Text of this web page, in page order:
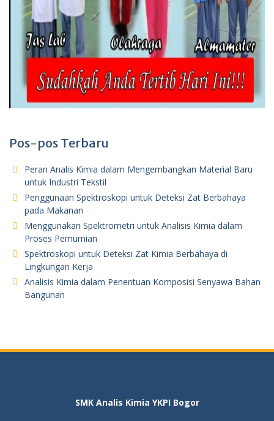
Pos-pos Terbaru
Peran Analis Kimia dalam Mengembangkan Material Baru
untuk Industri Tekstil
Penggunaan Spektroskopi untuk Deteksi Zat Berbahaya
pada Makanan
Menggunakan Spektrometri untuk Analisis Kimia dalam
Proses Pemurnian
Spektroskopi untuk Deteksi Zat Kimia Berbahaya di
Lingkungan Kerja
Analisis Kimia dalam Penentuan Komposisi Senyawa Bahan
Bangunan
SMK Analis Kimia YKPI Bogor